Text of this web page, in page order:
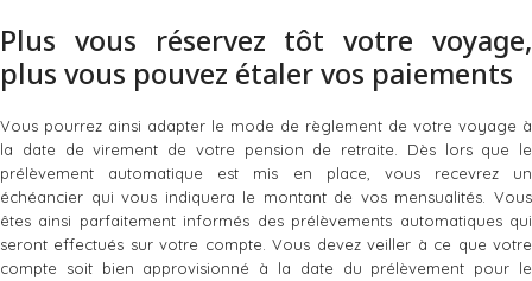
Plus vous réservez tôt votre voyage,
plus vous pouvez étaler vos paiements
Vous pourrez ainsi adapter le mode de règlement de votre voyage à
la date de virement de votre pension de retraite. Dès lors que le
prélèvement automatique est mis en place, vous recevrez un
échéancier qui vous indiquera le montant de vos mensualités. Vous
êtes ainsi parfaitement informés des prélèvements automatiques qui
seront effectués sur votre compte. Vous devez veiller à ce que votre
compte soit bien approvisionné à la date du prélèvement pour le